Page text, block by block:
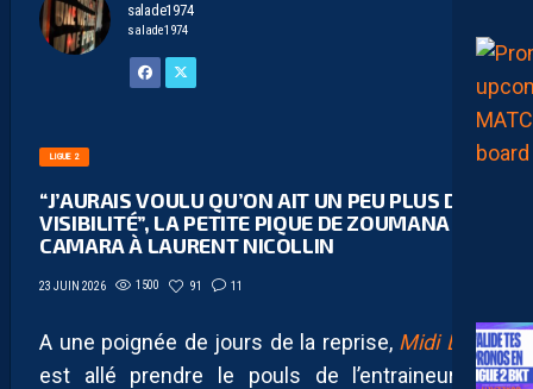
salade1974
salade1974
LIGUE 2
“J’AURAIS VOULU QU’ON AIT UN PEU PLUS DE
VISIBILITÉ”, LA PETITE PIQUE DE ZOUMANA
CAMARA À LAURENT NICOLLIN
23 JUIN 2026 1500 91 11
A une poignée de jours de la reprise, Midi Libre
est allé prendre le pouls de l’entraineur du